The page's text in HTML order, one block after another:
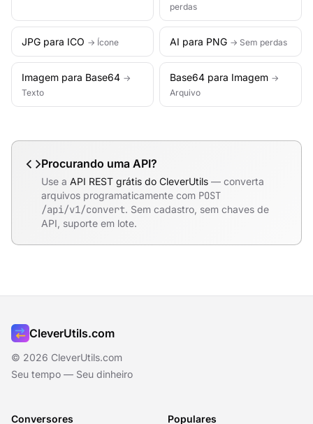
perdas
JPG para ICO → Ícone AI para PNG → Sem perdas
Imagem para Base64 →
Texto
Base64 para Imagem →
Arquivo
Procurando uma API?
Use a API REST grátis do CleverUtils — converta
arquivos programaticamente com POST
/api/v1/convert. Sem cadastro, sem chaves de
API, suporte em lote.
CleverUtils.com
© 2026 CleverUtils.com
Seu tempo — Seu dinheiro
Conversores Populares